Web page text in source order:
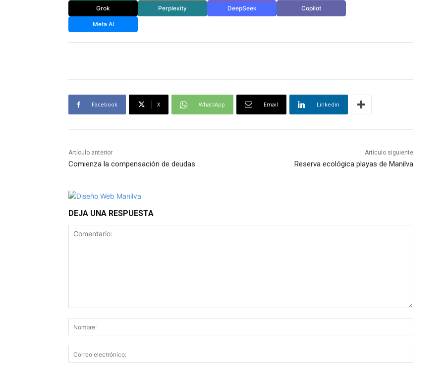
Grok Perplexity DeepSeek Copilot
Meta AI
Facebook X WhatsApp Email Linkedin
Artículo anterior
Comienza la compensación de deudas
Artículo siguiente
Reserva ecológica playas de Manilva
DEJA UNA RESPUESTA
electrónico: